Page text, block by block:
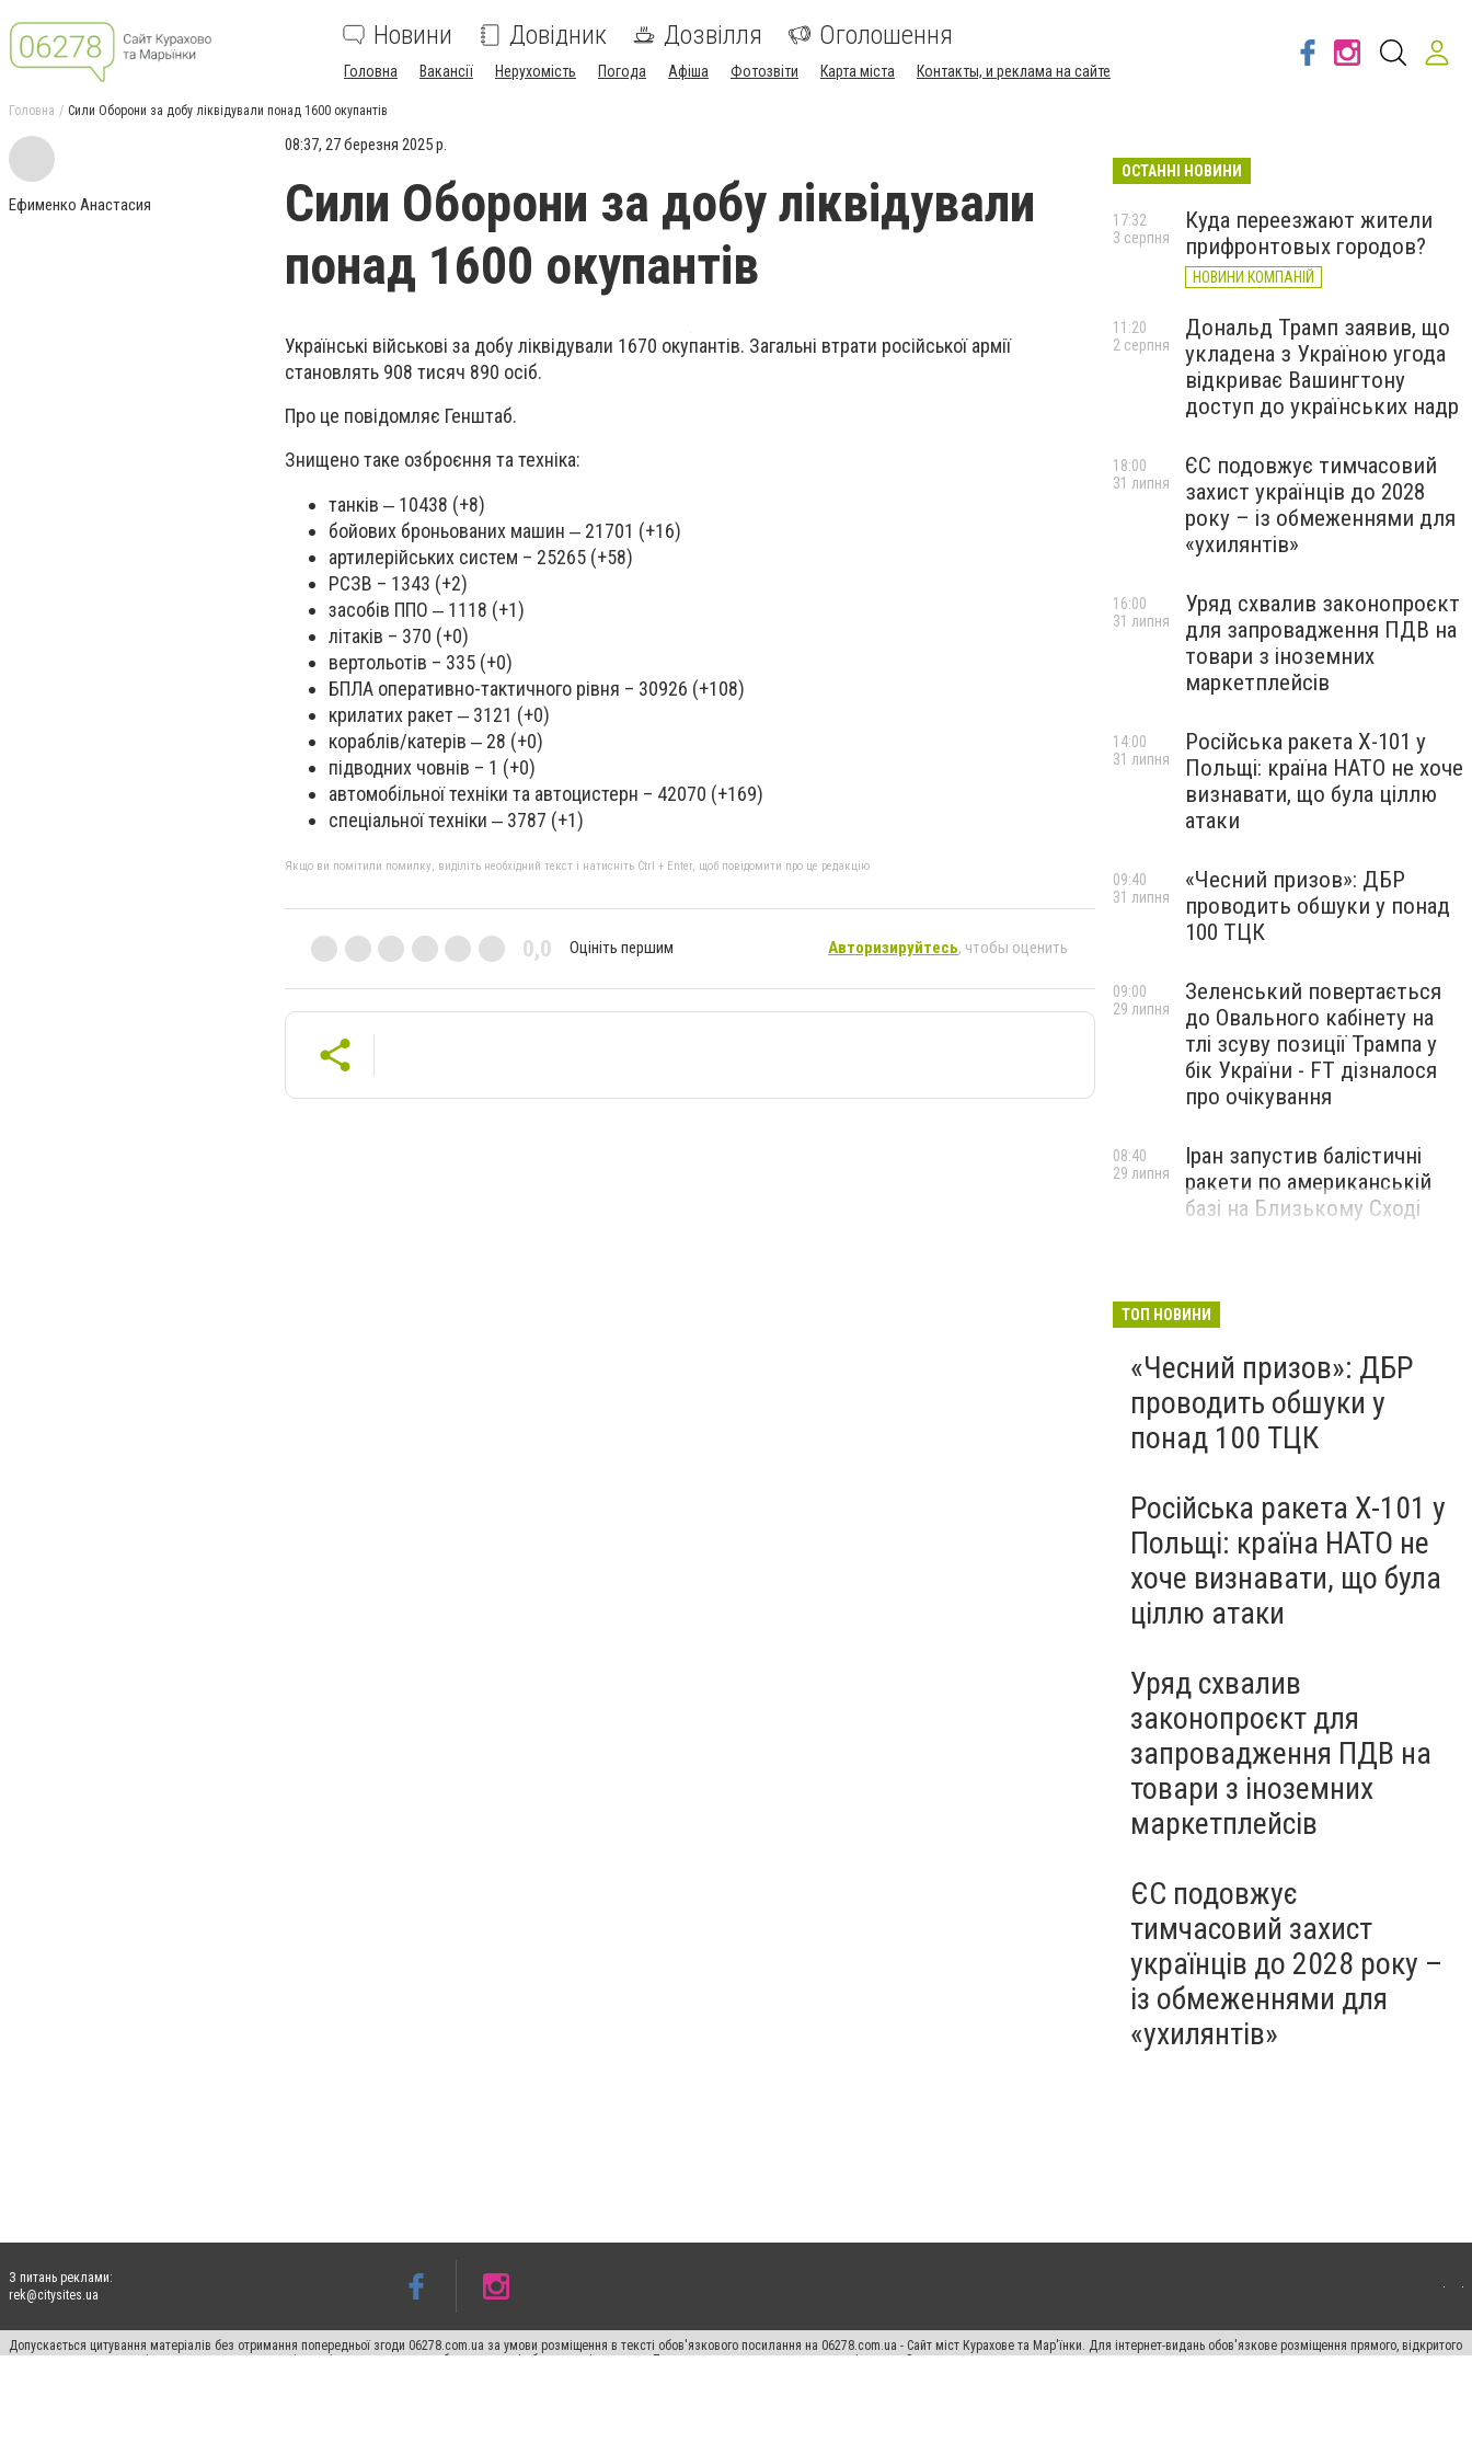
Новини Довідник Дозвілля Оголошення
Головна Вакансії Нерухомість Погода Афіша Фотозвіти Карта міста Контакты, и реклама на сайте
Головна Сили Оборони за добу ліквідували понад 1600 окупантів
Ефименко Анастасия
08:37, 27 березня 2025 р.
Сили Оборони за добу ліквідували
понад 1600 окупантів
Українські військові за добу ліквідували 1670 окупантів. Загальні втрати російської армії
становлять 908 тисяч 890 осіб.
Про це повідомляє Генштаб.
Знищено таке озброєння та техніка:
танків ‒ 10438 (+8)
бойових броньованих машин ‒ 21701 (+16)
артилерійських систем – 25265 (+58)
РСЗВ – 1343 (+2)
засобів ППО ‒ 1118 (+1)
літаків – 370 (+0)
вертольотів – 335 (+0)
БПЛА оперативно-тактичного рівня – 30926 (+108)
крилатих ракет ‒ 3121 (+0)
кораблів/катерів ‒ 28 (+0)
підводних човнів – 1 (+0)
автомобільної техніки та автоцистерн – 42070 (+169)
спеціальної техніки ‒ 3787 (+1)
Якщо ви помітили помилку, виділіть необхідний текст і натисніть Ctrl + Enter, щоб повідомити про це редакцію
0,0 Оцініть першим Авторизируйтесь, чтобы оценить
ОСТАННІ НОВИНИ
Куда переезжают жители
прифронтовых городов?
НОВИНИ КОМПАНІЙ
17:32
3 серпня
Дональд Трамп заявив, що
укладена з Україною угода
відкриває Вашингтону
доступ до українських надр
11:20
2 серпня
ЄС подовжує тимчасовий
захист українців до 2028
року – із обмеженнями для
«ухилянтів»
18:00
31 липня
Уряд схвалив законопроєкт
для запровадження ПДВ на
товари з іноземних
маркетплейсів
16:00
31 липня
Російська ракета Х-101 у
Польщі: країна НАТО не хоче
визнавати, що була ціллю
атаки
14:00
31 липня
«Чесний призов»: ДБР
проводить обшуки у понад
100 ТЦК
09:40
31 липня
Зеленський повертається
до Овального кабінету на
тлі зсуву позиції Трампа у
бік України - FT дізналося
про очікування
09:00
29 липня
Іран запустив балістичні
ракети по американській
базі на Близькому Сході
08:40
29 липня
ТОП НОВИНИ
«Чесний призов»: ДБР
проводить обшуки у
понад 100 ТЦК
Російська ракета Х-101 у
Польщі: країна НАТО не
хоче визнавати, що була
ціллю атаки
Уряд схвалив
законопроєкт для
запровадження ПДВ на
товари з іноземних
маркетплейсів
ЄС подовжує
тимчасовий захист
українців до 2028 року –
із обмеженнями для
«ухилянтів»
З питань реклами:
rek@citysites.ua
Допускається цитування матеріалів без отримання попередньої згоди 06278.com.ua за умови розміщення в тексті обов'язкового посилання на 06278.com.ua - Сайт міст Курахове та Мар'їнки. Для інтернет-видань обов'язкове розміщення прямого, відкритого
для пошукових систем гіперпосилання на цитовані статті не нижче другого абзацу в тексті або в якості джерела. Порушення виняткових прав переслідується Законом.